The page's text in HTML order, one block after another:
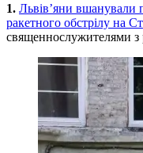
1. Львів’яни вшанували
ракетного обстрілу на
священнослужителями з